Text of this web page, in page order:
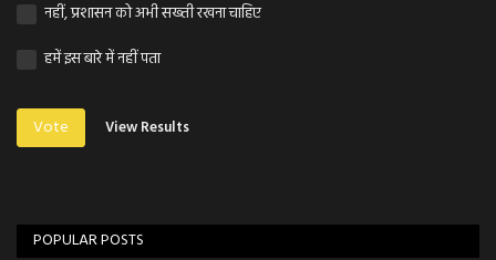
नहीं, प्रशासन को अभी सख्ती रखना चाहिए
हमें इस बारे में नहीं पता
Vote View Results
POPULAR POSTS